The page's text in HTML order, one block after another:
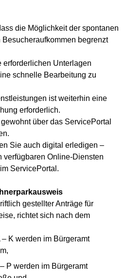
die Möglichkeit der spontanen
begrenzt
erforderlichen Unterlagen
schnelle Bearbeitung zu
ist weiterhin eine
erforderlich.
über das ServicePortal
Sie auch digital erledigen –
verfügbaren Online-Diensten
ServicePortal.
gestellter Anträge für
richtet sich nach dem
K werden im Bürgeramt
P werden im Bürgeramt